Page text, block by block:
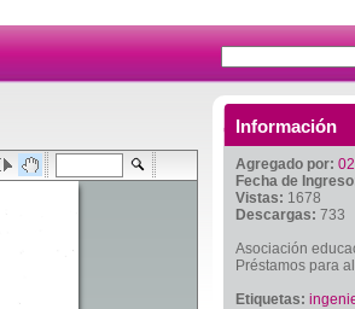
Información
Agregado por:
Fecha de
Vistas: 1678
Descargas: 733
Asociación
Préstamos para
Etiquetas: